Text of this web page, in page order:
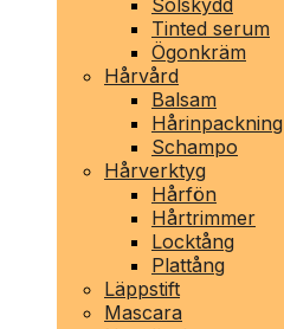
Solskydd
Tinted serum
Ögonkräm
Hårvård
Balsam
Hårinpackning
Schampo
Hårverktyg
Hårfön
Hårtrimmer
Locktång
Plattång
Läppstift
Mascara